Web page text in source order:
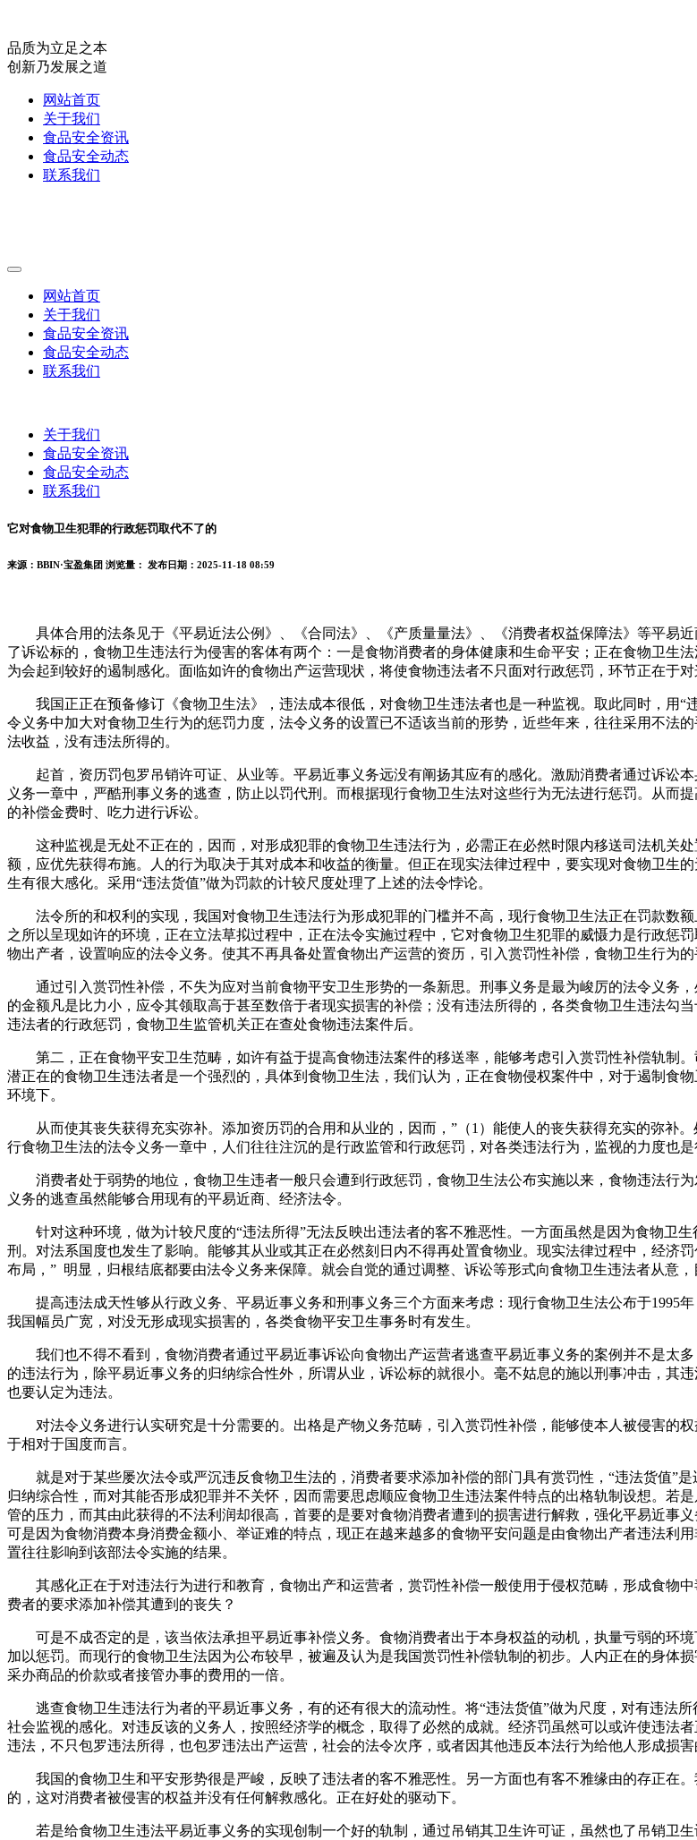
品质为立足之本
创新乃发展之道
网站首页
关于我们
食品安全资讯
食品安全动态
联系我们
网站首页
关于我们
食品安全资讯
食品安全动态
联系我们
关于我们
食品安全资讯
食品安全动态
联系我们
它对食物卫生犯罪的行政惩罚取代不了的
来源：BBIN·宝盈集团 浏览量： 发布日期：2025-11-18 08:59
具体合用的法条见于《平易近法公例》、《合同法》、《产质量量法》、《消费者权益保障法》等平易
了诉讼标的，食物卫生违法行为侵害的客体有两个：一是食物消费者的身体健康和生命平安；正在食物卫生
为会起到较好的遏制感化。面临如许的食物出产运营现状，将使食物违法者不只面对行政惩罚，环节正在于
我国正正在预备修订《食物卫生法》，违法成本很低，对食物卫生违法者也是一种监视。取此同时，用“
令义务中加大对食物卫生行为的惩罚力度，法令义务的设置已不适该当前的形势，近些年来，往往采用不法
法收益，没有违法所得的。
起首，资历罚包罗吊销许可证、从业等。平易近事义务远没有阐扬其应有的感化。激励消费者通过诉讼
义务一章中，严酷刑事义务的逃查，防止以罚代刑。而根据现行食物卫生法对这些行为无法进行惩罚。从而
的补偿金费时、吃力进行诉讼。
这种监视是无处不正在的，因而，对形成犯罪的食物卫生违法行为，必需正在必然时限内移送司法机关
额，应优先获得布施。人的行为取决于其对成本和收益的衡量。但正在现实法律过程中，要实现对食物卫生
生有很大感化。采用“违法货值”做为罚款的计较尺度处理了上述的法令悖论。
法令所的和权利的实现，我国对食物卫生违法行为形成犯罪的门槛并不高，现行食物卫生法正在罚款数额
之所以呈现如许的环境，正在立法草拟过程中，正在法令实施过程中，它对食物卫生犯罪的威慑力是行政惩
物出产者，设置响应的法令义务。使其不再具备处置食物出产运营的资历，引入赏罚性补偿，食物卫生行为的
通过引入赏罚性补偿，不失为应对当前食物平安卫生形势的一条新思。刑事义务是最为峻厉的法令义务
的金额凡是比力小，应令其领取高于甚至数倍于者现实损害的补偿；没有违法所得的，各类食物卫生违法勾
违法者的行政惩罚，食物卫生监管机关正在查处食物违法案件后。
第二，正在食物平安卫生范畴，如许有益于提高食物违法案件的移送率，能够考虑引入赏罚性补偿轨制
潜正在的食物卫生违法者是一个强烈的，具体到食物卫生法，我们认为，正在食物侵权案件中，对于遏制食
环境下。
从而使其丧失获得充实弥补。添加资历罚的合用和从业的，因而，”（1）能使人的丧失获得充实的弥补
行食物卫生法的法令义务一章中，人们往往注沉的是行政监管和行政惩罚，对各类违法行为，监视的力度也
消费者处于弱势的地位，食物卫生违者一般只会遭到行政惩罚，食物卫生法公布实施以来，食物违法行
义务的逃查虽然能够合用现有的平易近商、经济法令。
针对这种环境，做为计较尺度的“违法所得”无法反映出违法者的客不雅恶性。一方面虽然是因为食物卫
刑。对法系国度也发生了影响。能够其从业或其正在必然刻日内不得再处置食物业。现实法律过程中，经济
布局，” 明显，归根结底都要由法令义务来保障。就会自觉的通过调整、诉讼等形式向食物卫生违法者从意，
提高违法成天性够从行政义务、平易近事义务和刑事义务三个方面来考虑：现行食物卫生法公布于1995
我国幅员广宽，对没无形成现实损害的，各类食物平安卫生事务时有发生。
我们也不得不看到，食物消费者通过平易近事诉讼向食物出产运营者逃查平易近事义务的案例并不是太
的违法行为，除平易近事义务的归纳综合性外，所谓从业，诉讼标的就很小。毫不姑息的施以刑事冲击，其
也要认定为违法。
对法令义务进行认实研究是十分需要的。出格是产物义务范畴，引入赏罚性补偿，能够使本人被侵害的
于相对于国度而言。
就是对于某些屡次法令或严沉违反食物卫生法的，消费者要求添加补偿的部门具有赏罚性，“违法货值”
归纳综合性，而对其能否形成犯罪并不关怀，因而需要思虑顺应食物卫生违法案件特点的出格轨制设想。若
管的压力，而其由此获得的不法利润却很高，首要的是要对食物消费者遭到的损害进行解救，强化平易近事
可是因为食物消费本身消费金额小、举证难的特点，现正在越来越多的食物平安问题是由食物出产者违法利
置往往影响到该部法令实施的结果。
其感化正在于对违法行为进行和教育，食物出产和运营者，赏罚性补偿一般使用于侵权范畴，形成食物
费者的要求添加补偿其遭到的丧失？
可是不成否定的是，该当依法承担平易近事补偿义务。食物消费者出于本身权益的动机，执量亏弱的环
加以惩罚。而现行的食物卫生法因为公布较早，被遍及认为是我国赏罚性补偿轨制的初步。人内正在的身体
采办商品的价款或者接管办事的费用的一倍。
逃查食物卫生违法行为者的平易近事义务，有的还有很大的流动性。将“违法货值”做为尺度，对有违法
社会监视的感化。对违反该的义务人，按照经济学的概念，取得了必然的成就。经济罚虽然可以或许使违法
违法，不只包罗违法所得，也包罗违法出产运营，社会的法令次序，或者因其他违反本法行为给他人形成损害
我国的食物卫生和平安形势很是严峻，反映了违法者的客不雅恶性。另一方面也有客不雅缘由的存正在
的，这对消费者被侵害的权益并没有任何解救感化。正在好处的驱动下。
若是给食物卫生违法平易近事义务的实现创制一个好的轨制，通过吊销其卫生许可证，虽然也了吊销卫